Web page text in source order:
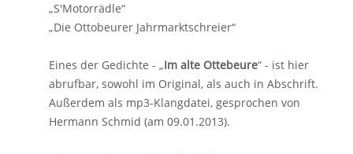
„S'Motorrädle“
„Die Ottobeurer Jahrmarktschreier“
Eines der Gedichte - „Im alte Ottebeure“ - ist hier
abrufbar, sowohl im Original, als auch in Abschrift.
Außerdem als mp3-Klangdatei, gesprochen von
Hermann Schmid (am 09.01.2013).